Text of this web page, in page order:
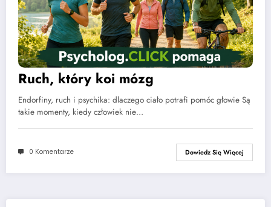
Ruch, który koi mózg
Endorfiny, ruch i psychika: dlaczego ciało potrafi pomóc głowie Są
takie momenty, kiedy człowiek nie…
0 Komentarze Dowiedz Się Więcej